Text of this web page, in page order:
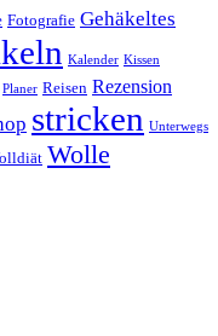
Fotografie Gehäkeltes
Kalender Kissen
Planer Reisen Rezension
stricken Unterwegs
Wolle